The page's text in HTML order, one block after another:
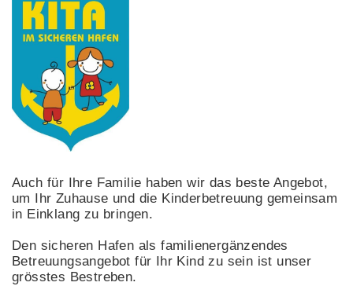
Auch für Ihre Familie haben wir das beste Angebot,
um Ihr Zuhause und die Kinderbetreuung gemeinsam
in Einklang zu bringen.
Den sicheren Hafen als familienergänzendes
Betreuungsangebot für Ihr Kind zu sein ist unser
grösstes Bestreben.